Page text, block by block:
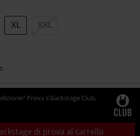
XL XXL
Prova il Backstage Club,
di prova al carrello